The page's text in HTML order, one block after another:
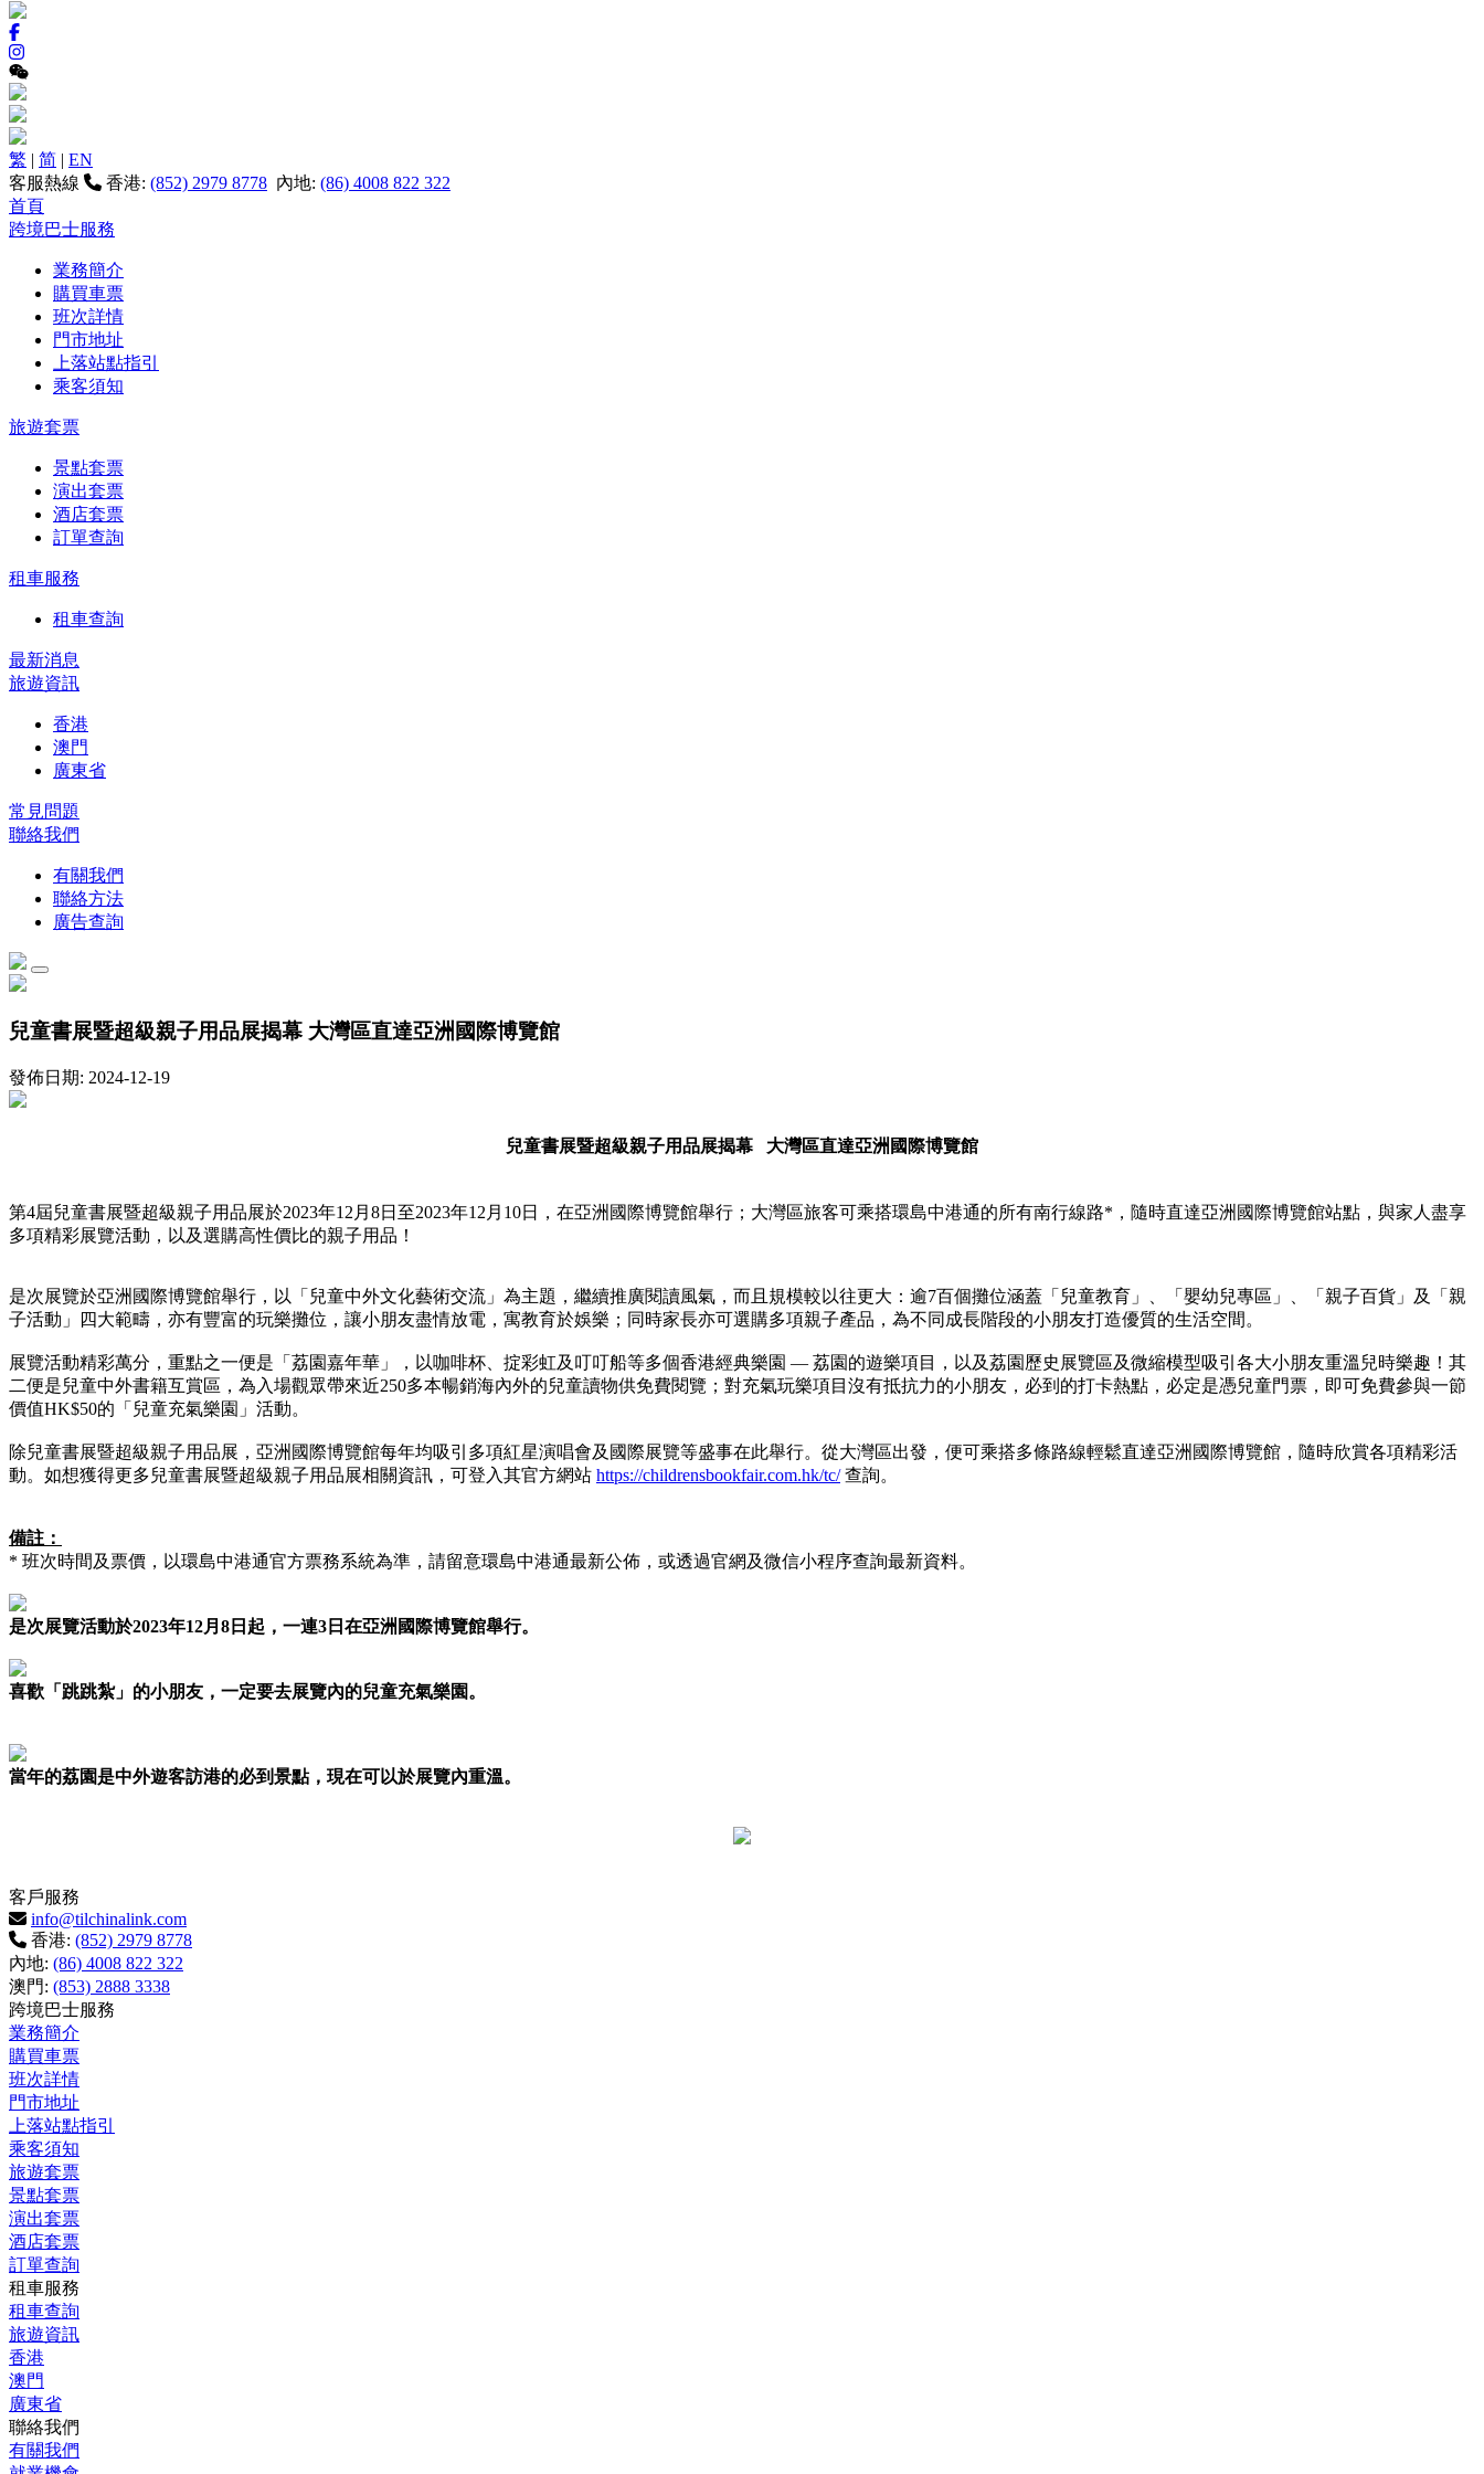
繁 | 简 | EN
客服熱線
香港: (852) 2979 8778 內地: (86) 4008 822 322
首頁
跨境巴士服務
業務簡介
購買車票
班次詳情
門市地址
上落站點指引
乘客須知
旅遊套票
景點套票
演出套票
酒店套票
訂單查詢
租車服務
租車查詢
最新消息
旅遊資訊
香港
澳門
廣東省
常見問題
聯絡我們
有關我們
聯絡方法
廣告查詢
兒童書展暨超級親子用品展揭幕 大灣區直達亞洲國際博覽館
發佈日期: 2024-12-19
兒童書展暨超級親子用品展揭幕 大灣區直達亞洲國際博覽館
第4屆兒童書展暨超級親子用品展於2023年12月8日至2023年12月10日，在亞洲國際博覽館舉行；大灣區旅客可乘搭環島中港通的所有南行線路*，隨時直達亞洲國際博覽館站點，與家人盡享
多項精彩展覽活動，以及選購高性價比的親子用品！
是次展覽於亞洲國際博覽館舉行，以「兒童中外文化藝術交流」為主題，繼續推廣閱讀風氣，而且規模較以往更大：逾7百個攤位涵蓋「兒童教育」、「嬰幼兒專區」、「親子百貨」及「親
子活動」四大範疇，亦有豐富的玩樂攤位，讓小朋友盡情放電，寓教育於娛樂；同時家長亦可選購多項親子產品，為不同成長階段的小朋友打造優質的生活空間。
展覽活動精彩萬分，重點之一便是「荔園嘉年華」，以咖啡杯、掟彩虹及叮叮船等多個香港經典樂園 — 荔園的遊樂項目，以及荔園歷史展覽區及微縮模型吸引各大小朋友重溫兒時樂趣！其
二便是兒童中外書籍互賞區，為入場觀眾帶來近250多本暢銷海內外的兒童讀物供免費閱覽；對充氣玩樂項目沒有抵抗力的小朋友，必到的打卡熱點，必定是憑兒童門票，即可免費參與一節
價值HK$50的「兒童充氣樂園」活動。
除兒童書展暨超級親子用品展，亞洲國際博覽館每年均吸引多項紅星演唱會及國際展覽等盛事在此舉行。從大灣區出發，便可乘搭多條路線輕鬆直達亞洲國際博覽館，隨時欣賞各項精彩活
動。如想獲得更多兒童書展暨超級親子用品展相關資訊，可登入其官方網站 https://childrensbookfair.com.hk/tc/查詢。
備註：
* 班次時間及票價，以環島中港通官方票務系統為準，請留意環島中港通最新公佈，或透過官網及微信小程序查詢最新資料。
是次展覽活動於2023年12月8日起，一連3日在亞洲國際博覽館舉行。
喜歡「跳跳紮」的小朋友，一定要去展覽內的兒童充氣樂園。
當年的荔園是中外遊客訪港的必到景點，現在可以於展覽內重溫。
客戶服務
info@tilchinalink.com
香港: (852) 2979 8778
內地: (86) 4008 822 322
澳門: (853) 2888 3338
跨境巴士服務
業務簡介
購買車票
班次詳情
門市地址
上落站點指引
乘客須知
旅遊套票
景點套票
演出套票
酒店套票
訂單查詢
租車服務
租車查詢
旅遊資訊
香港
澳門
廣東省
聯絡我們
有關我們